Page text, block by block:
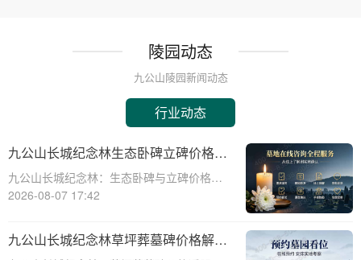
陵园动态
九公山陵园新闻动态
行业动态
九公山长城纪念林生态卧碑立碑价格表
详解及活动期赠安葬配套福利解析
九公山长城纪念林：生态卧碑与立碑价格及
活动期赠送配套服务全解析☎ 九公山陵园电
地，九公山长城纪念林凭借其得天独厚的地
理位置和优越的自然环境，成为众
2026-08-07 17:42
九公山长城纪念林草坪葬墓碑价格解析